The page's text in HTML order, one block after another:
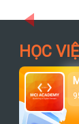
Previous
HỌC